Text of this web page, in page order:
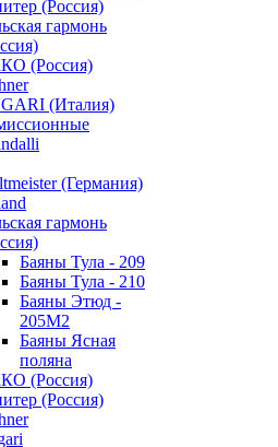
(Россия)
гармонь
(Россия)
(Италия)
(Германия)
гармонь
Баяны Тула - 209
Баяны Тула - 210
Баяны Этюд -
205М2
Баяны Ясная
поляна
(Россия)
(Россия)